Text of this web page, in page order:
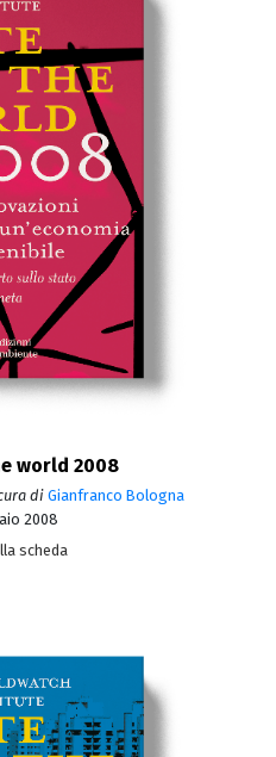
world 2008
diGianfranco Bologna
2008
scheda